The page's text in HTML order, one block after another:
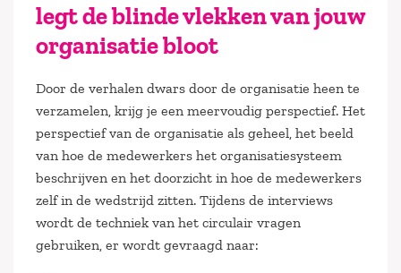
legt de blinde vlekken van jouw
organisatie bloot
Door de verhalen dwars door de organisatie heen te
verzamelen, krijg je een meervoudig perspectief. Het
perspectief van de organisatie als geheel, het beeld
van hoe de medewerkers het organisatiesysteem
beschrijven en het doorzicht in hoe de medewerkers
zelf in de wedstrijd zitten. Tijdens de interviews
wordt de techniek van het circulair vragen
gebruiken, er wordt gevraagd naar: